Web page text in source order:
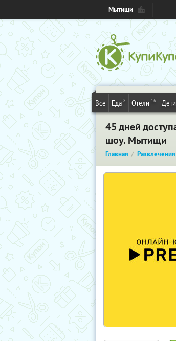
Мытищи
Все Еда 8 Отели 16 Дети
45 дней
шоу. Мытищи
Главная Развлечения